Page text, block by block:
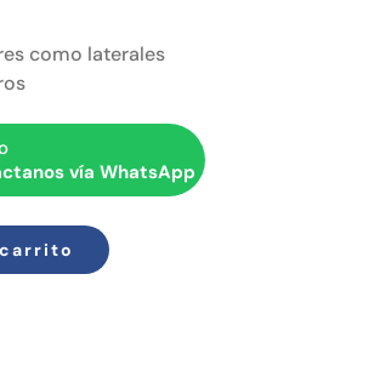
como laterales
vía WhatsApp